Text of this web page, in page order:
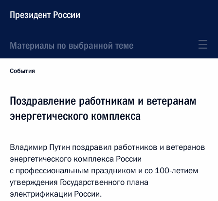
Президент России
Материалы по выбранной теме
События
Поздравление работникам и ветеранам
энергетического комплекса
Владимир Путин поздравил работников и ветеранов
энергетического комплекса России
с профессиональным праздником и со 100-летием
утверждения Государственного плана
электрификации России.